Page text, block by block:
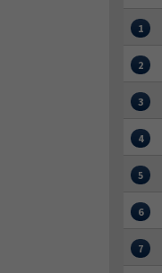
1
2
3
4
5
6
7